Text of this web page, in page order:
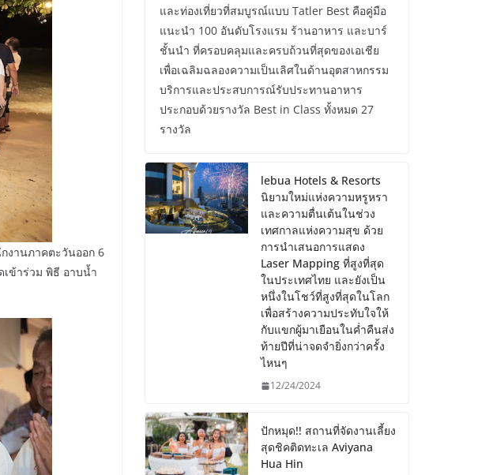
งานภาคตะวันออก 6
ข้าร่วม พิธี อาบน้ำ
และท่องเที่ยวที่สมบูรณ์แบบ Tatler Best คือคู่มือ
แนะนำ 100 อันดับโรงแรม ร้านอาหาร และบาร์
ชั้นนำ ที่ครอบคลุมและครบถ้วนที่สุดของเอเชีย
เพื่อเฉลิมฉลองความเป็นเลิศในด้านอุตสาหกรรม
บริการและประสบการณ์รับประทานอาหาร
ประกอบด้วยรางวัล Best in Class ทั้งหมด 27
รางวัล
lebua Hotels & Resorts
นิยามใหม่แห่งความหรูหรา
และความตื่นเต้นในช่วง
เทศกาลแห่งความสุข ด้วย
การนำเสนอการแสดง
Laser Mapping ที่สูงที่สุด
ในประเทศไทย และยังเป็น
หนึ่งในโชว์ที่สูงที่สุดในโลก
เพื่อสร้างความประทับใจให้
กับแขกผู้มาเยือนในค่ำคืนส่ง
ท้ายปีที่น่าจดจำยิ่งกว่าครั้ง
ไหนๆ
12/24/2024
ปักหมุด!! สถานที่จัดงานเลี้ยง
สุดชิคติดทะเล Aviyana
Hua Hin